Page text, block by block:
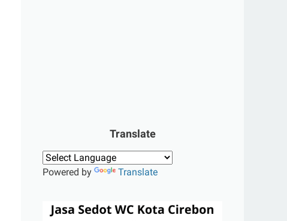
Translate
Powered by Translate